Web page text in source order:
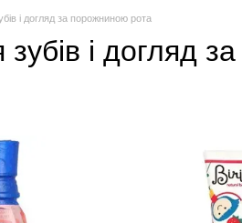
і догляд за порожниною рота
і догляд за